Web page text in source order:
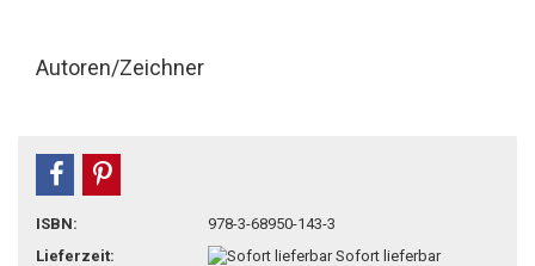
Autoren/Zeichner
teilen
ISBN:
978-3-68950-143-3
Lieferzeit:
Sofort lieferbar